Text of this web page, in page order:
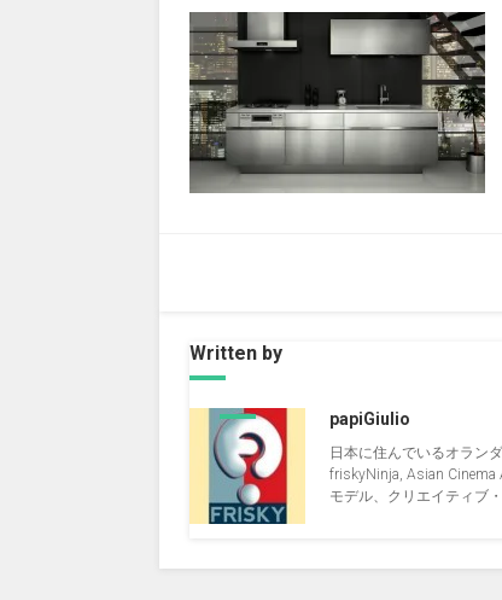
Written by
papiGiulio
日本に住んでいるオラン
friskyNinja, Asian Cinema
モデル、クリエイティブ